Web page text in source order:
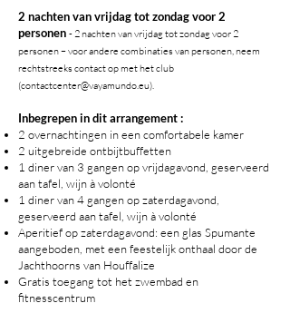
2 nachten van vrijdag tot zondag voor 2
personen - 2 nachten van vrijdag tot zondag voor 2
personen – voor andere combinaties van personen, neem
rechtstreeks contact op met het club
(contactcenter@vayamundo.eu).
Inbegrepen in dit arrangement :
2 overnachtingen in een comfortabele kamer
2 uitgebreide ontbijtbuffetten
1 diner van 3 gangen op vrijdagavond, geserveerd
aan tafel, wijn à volonté
1 diner van 4 gangen op zaterdagavond,
geserveerd aan tafel, wijn à volonté
Aperitief op zaterdagavond: een glas Spumante
aangeboden, met een feestelijk onthaal door de
Jachthoorns van Houffalize
Gratis toegang tot het zwembad en
fitnesscentrum